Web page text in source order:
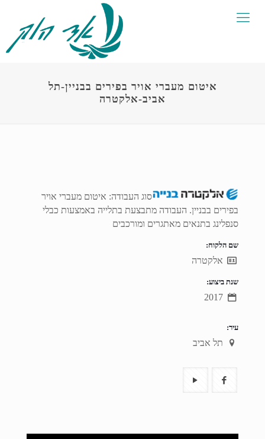
איטום מעברי אויר בפירים בבניין-תל
אביב-אלקטרה
סוג העבודה: איטום מעברי אויר
בפירים בבניין. העבודה מתבצעת בתלייה באמצעות כבלי
סנפלינג בתנאים מאתגרים ומורכבים
שם הלקוח:
אלקטרה
שנת ביצוע:
2017
עיר:
תל אביב